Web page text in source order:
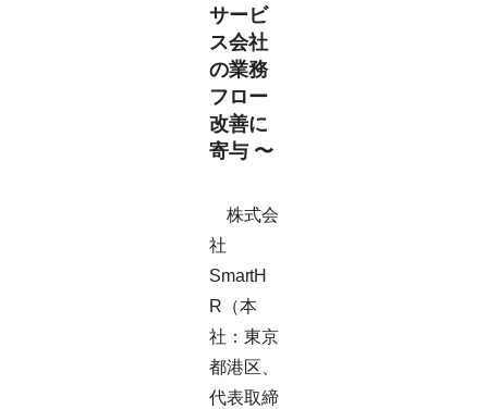
サービ
ス会社
の業務
フロー
改善に
寄与 〜
株式会
社
SmartH
R（本
社：東京
都港区、
代表取締